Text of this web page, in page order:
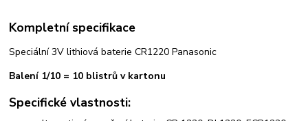
Kompletní specifikace
Speciální 3V lithiová baterie CR1220 Panasonic
Balení 1/10 = 10 blistrů v kartonu
Specifické vlastnosti: